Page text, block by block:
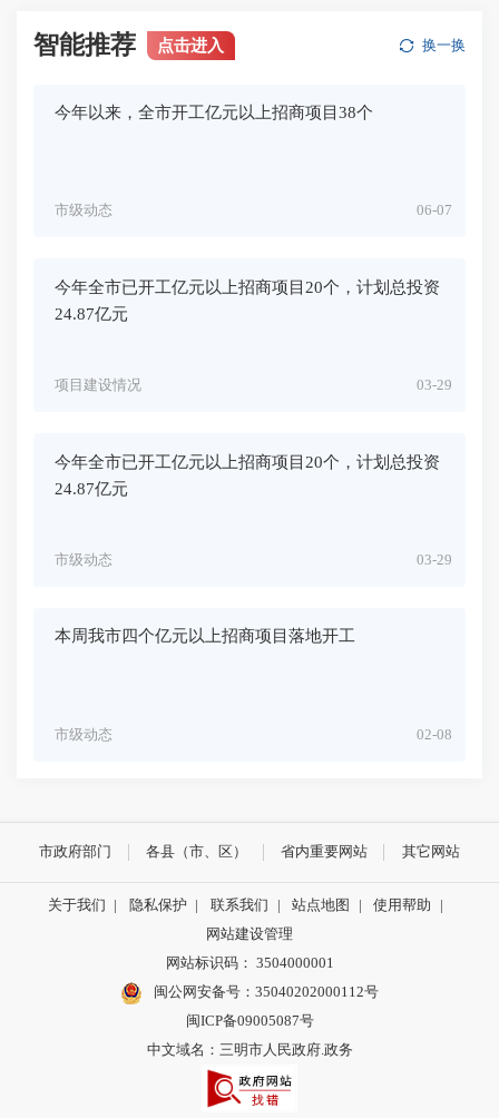
智能推荐 点击进入 换一换
今年以来，全市开工亿元以上招商项目38个
06-07
市级动态
今年全市已开工亿元以上招商项目20个，计划总投资
24.87亿元
03-29
项目建设情况
今年全市已开工亿元以上招商项目20个，计划总投资
24.87亿元
03-29
市级动态
本周我市四个亿元以上招商项目落地开工
02-08
市级动态
市政府部门 各县（市、区） 省内重要网站 其它网站
关于我们 | 隐私保护 | 联系我们 | 站点地图 | 使用帮助
|
网站建设管理
网站标识码： 3504000001
闽公网安备号：35040202000112号
闽ICP备09005087号
中文域名：三明市人民政府.政务